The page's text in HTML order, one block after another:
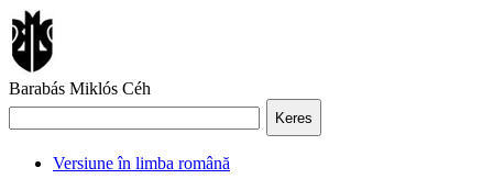
Barabás Miklós Céh
Keres
Versiune în limba română